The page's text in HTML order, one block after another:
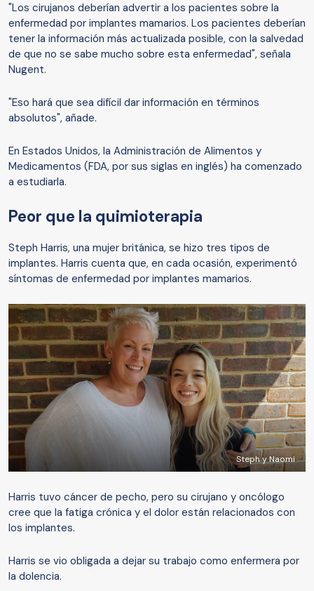
"Los cirujanos deberían advertir a los pacientes sobre la
enfermedad por implantes mamarios. Los pacientes deberían
tener la información más actualizada posible, con la salvedad
de que no se sabe mucho sobre esta enfermedad", señala
Nugent.
"Eso hará que sea difícil dar información en términos
absolutos", añade.
En Estados Unidos, la Administración de Alimentos y
Medicamentos (FDA, por sus siglas en inglés) ha comenzado
a estudiarla.
Peor que la quimioterapia
Steph Harris, una mujer británica, se hizo tres tipos de
implantes. Harris cuenta que, en cada ocasión, experimentó
síntomas de enfermedad por implantes mamarios.
Steph y Naomi
Harris tuvo cáncer de pecho, pero su cirujano y oncólogo
cree que la fatiga crónica y el dolor están relacionados con
los implantes.
Harris se vio obligada a dejar su trabajo como enfermera por
la dolencia.